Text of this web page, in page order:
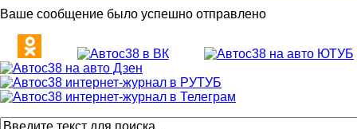
Ваше сообщение было успешно отправлено